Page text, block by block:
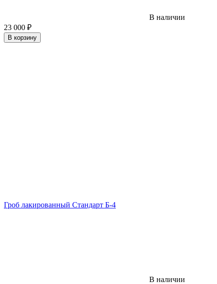
В наличии
23 000 ₽
В корзину
Гроб лакированный Стандарт Б-4
В наличии